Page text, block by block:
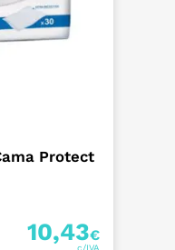
Protect
10,43€